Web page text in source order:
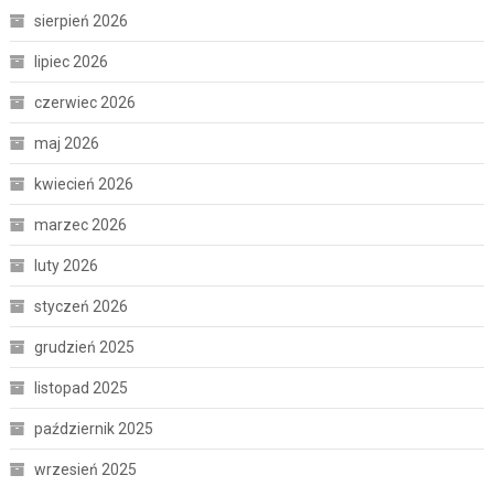
sierpień 2026
lipiec 2026
czerwiec 2026
maj 2026
kwiecień 2026
marzec 2026
luty 2026
styczeń 2026
grudzień 2025
listopad 2025
październik 2025
wrzesień 2025